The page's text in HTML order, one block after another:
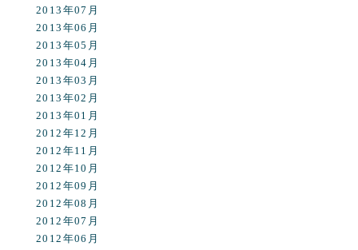
2013年07月
2013年06月
2013年05月
2013年04月
2013年03月
2013年02月
2013年01月
2012年12月
2012年11月
2012年10月
2012年09月
2012年08月
2012年07月
2012年06月